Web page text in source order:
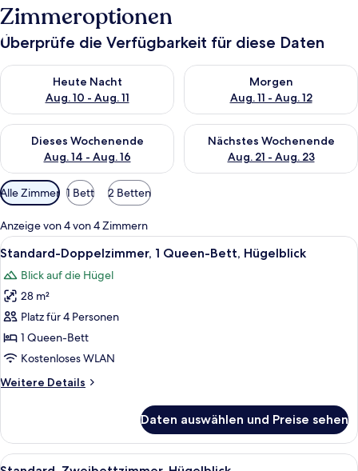
Zimmeroptionen
Überprüfe die Verfügbarkeit für diese Daten
Heute Nacht
Aug. 10 - Aug. 11
Überprüfe die Verfügbarkeit für heute Nacht, Aug. 10 - Aug.
Morgen
Aug. 11 - Aug. 12
Überprüfe die Verfügbarkeit
Dieses Wochenende
Aug. 14 - Aug. 16
Überprüfe die Verfügbarkeit für dieses Wochenende, Aug. 14
Nächstes Wochenende
Aug. 21 - Aug. 23
Überprüfe die Verfügbarkeit
Verfügbare
Filter
für
Zimmer
Alle Zimmer 1 Bett 2 Betten
Anzeige von 4 von 4 Zimmern
Alle
Fotos
für
Standard-
Doppelzimmer,
1
Queen-
Hügelblick
Ein Doppelbett mit Holz-Kopfteil,
5
Standard-Doppelzimmer, 1 Queen-Bett, Hügelblick
Blick auf die Hügel
28 m²
Platz für 4 Personen
1 Queen-Bett
Kostenloses WLAN
Weitere Details
Weitere
Doppelzimmer,
Queen-
Daten auswählen und Preise sehen
Alle
Ein hölzernes Bett mit weißen
4